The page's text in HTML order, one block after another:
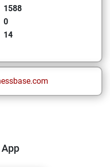
1588
0
14